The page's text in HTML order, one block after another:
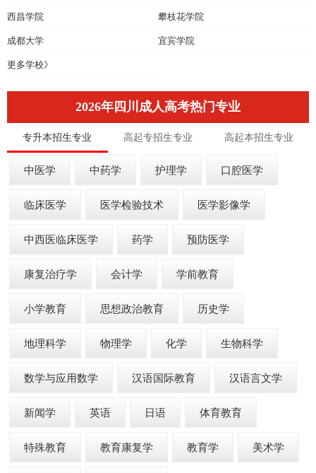
西昌学院 攀枝花学院
成都大学 宜宾学院
更多学校》
2026年四川成人高考热门专业
专升本招生专业 高起专招生专业 高起本招生专业
中医学 中药学 护理学 口腔医学
临床医学 医学检验技术 医学影像学
中西医临床医学 药学 预防医学
康复治疗学 会计学 学前教育
小学教育 思想政治教育 历史学
地理科学 物理学 化学 生物科学
数学与应用数学 汉语国际教育 汉语言文学
新闻学 英语 日语 体育教育
特殊教育 教育康复学 教育学 美术学